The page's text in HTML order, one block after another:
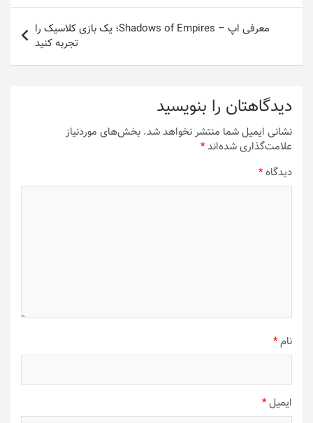
معرفی اپ – Shadows of Empires؛ یک بازی کلاسیک را
تجربه کنید
دیدگاهتان را بنویسید
نشانی ایمیل شما منتشر نخواهد شد. بخش‌های موردنیاز
علامت‌گذاری شده‌اند*
دیدگاه*
نام*
ایمیل*